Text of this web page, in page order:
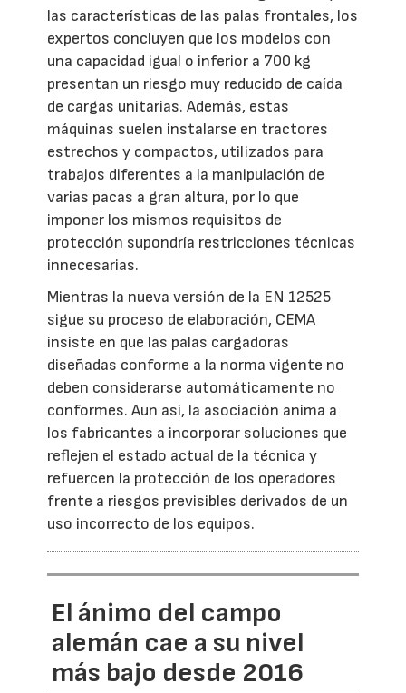
las características de las palas frontales, los
expertos concluyen que los modelos con
una capacidad igual o inferior a 700 kg
presentan un riesgo muy reducido de caída
de cargas unitarias. Además, estas
máquinas suelen instalarse en tractores
estrechos y compactos, utilizados para
trabajos diferentes a la manipulación de
varias pacas a gran altura, por lo que
imponer los mismos requisitos de
protección supondría restricciones técnicas
innecesarias.
Mientras la nueva versión de la EN 12525
sigue su proceso de elaboración, CEMA
insiste en que las palas cargadoras
diseñadas conforme a la norma vigente no
deben considerarse automáticamente no
conformes. Aun así, la asociación anima a
los fabricantes a incorporar soluciones que
reflejen el estado actual de la técnica y
refuercen la protección de los operadores
frente a riesgos previsibles derivados de un
uso incorrecto de los equipos.
El ánimo del campo
alemán cae a su nivel
más bajo desde 2016